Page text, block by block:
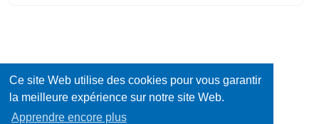
Ce site Web utilise des cookies pour vous garantir
la meilleure expérience sur notre site Web.
Apprendre encore plus